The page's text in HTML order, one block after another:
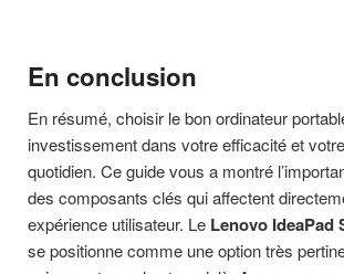
En conclusion
En résumé, choisir le bon ordinateur
investissement dans votre efficacité et
quotidien. Ce guide vous a montré
des composants clés qui affectent
expérience utilisateur. Le Lenovo IdeaPad
se positionne comme une option très